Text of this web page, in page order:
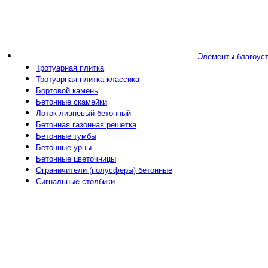
Элементы
Тротуарная плитка
Тротуарная плитка классика
Бортовой камень
Бетонные скамейки
Лоток ливневый бетонный
Бетонная газонная решетка
Бетонные тумбы
Бетонные урны
Бетонные цветочницы
Ограничители (полусферы) бетонные
Сигнальные столбики